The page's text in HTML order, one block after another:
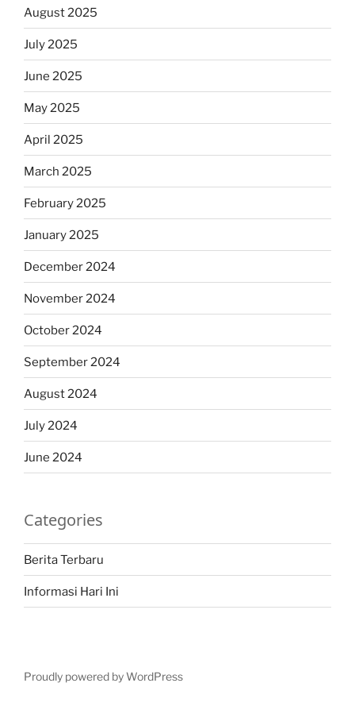
August 2025
July 2025
June 2025
May 2025
April 2025
March 2025
February 2025
January 2025
December 2024
November 2024
October 2024
September 2024
August 2024
July 2024
June 2024
Categories
Berita Terbaru
Informasi Hari Ini
Proudly powered by WordPress